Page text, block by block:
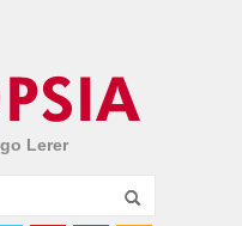
Lerer